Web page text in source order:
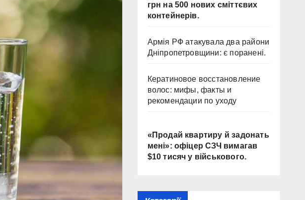
грн на 500 нових сміттєвих
контейнерів.
Армія РФ атакувала два райони
Дніпропетровщини: є поранені.
Кератиновое восстановление
волос: мифы, факты и
рекомендации по уходу
«Продай квартиру й задонать
мені»: офіцер СЗЧ вимагав
$10 тисяч у військового.